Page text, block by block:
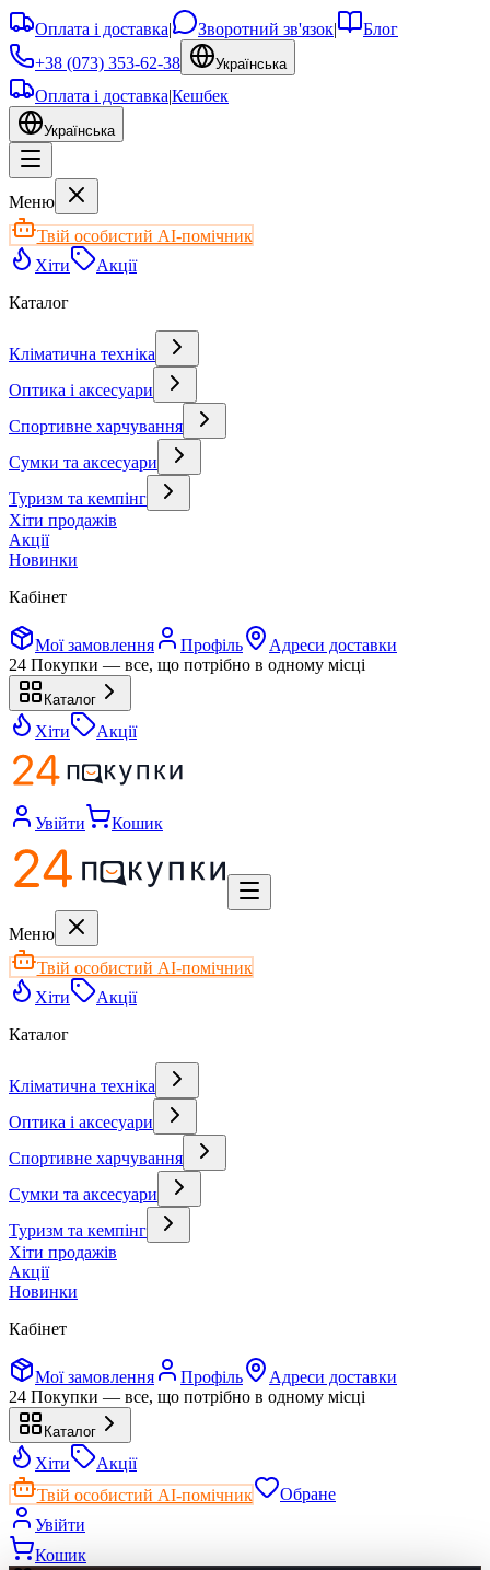
Оплата і доставка| Зворотний зв'язок|
Блог
+38 (073) 353-62-38
Українська
Оплата і доставка|Кешбек
Українська
Меню
Твій особистий AI-помічник
Хіти
Акції
Каталог
Кліматична техніка
Оптика і аксесуари
Спортивне харчування
Сумки та аксесуари
Туризм та кемпінг
Хіти продажів
Акції
Новинки
Кабінет
Мої замовлення Профіль
Адреси доставки
24 Покупки — все, що потрібно в одному місці
Каталог
Хіти Акції
Увійти Кошик
Меню
Твій особистий AI-помічник
Хіти
Акції
Каталог
Кліматична техніка
Оптика і аксесуари
Спортивне харчування
Сумки та аксесуари
Туризм та кемпінг
Хіти продажів
Акції
Новинки
Кабінет
Мої замовлення Профіль
Адреси доставки
24 Покупки — все, що потрібно в одному місці
Каталог
Хіти
Акції
Твій особистий AI-помічник
Обране
Увійти
Кошик